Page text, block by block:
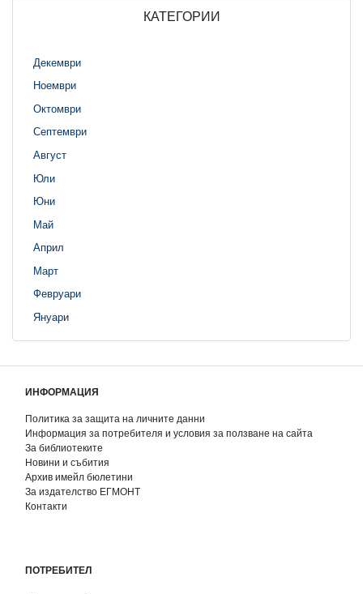
КАТЕГОРИИ
Декември
Ноември
Октомври
Септември
Август
Юли
Юни
Май
Април
Март
Февруари
Януари
ИНФОРМАЦИЯ
Политика за защита на личните данни
Информация за потребителя и условия за ползване на сайта
За библиотеките
Новини и събития
Архив имейл бюлетини
За издателство ЕГМОНТ
Контакти
ПОТРЕБИТЕЛ